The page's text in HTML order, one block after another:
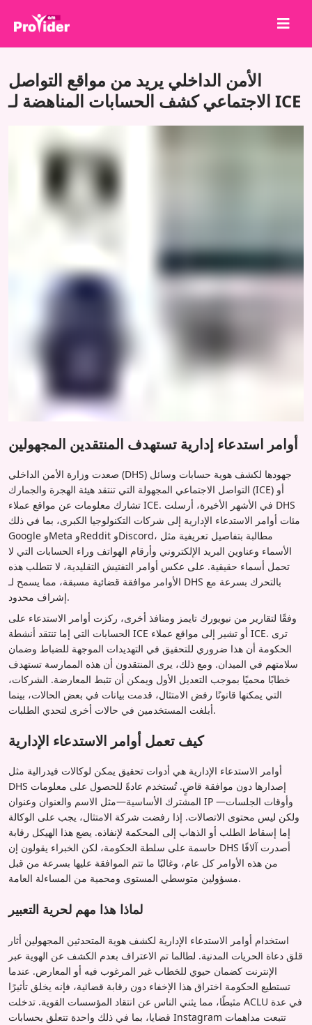
من نحن
إنشاء حساب
الأمن الداخلي يريد من مواقع التواصل
الاجتماعي كشف الحسابات المناهضة لـ ICE
أوامر استدعاء إدارية تستهدف المنتقدين المجهولين
صعدت وزارة الأمن الداخلي (DHS) جهودها لكشف هوية حسابات وسائل
التواصل الاجتماعي المجهولة التي تنتقد هيئة الهجرة والجمارك (ICE) أو
تشارك معلومات عن مواقع عملاء ICE. في الأشهر الأخيرة، أرسلت DHS
مئات أوامر الاستدعاء الإدارية إلى شركات التكنولوجيا الكبرى، بما في ذلك
Google وMeta وReddit وDiscord، مطالبة بتفاصيل تعريفية مثل
الأسماء وعناوين البريد الإلكتروني وأرقام الهواتف وراء الحسابات التي لا
تحمل أسماء حقيقية. على عكس أوامر التفتيش التقليدية، لا تتطلب هذه
الأوامر موافقة قضائية مسبقة، مما يسمح لـ DHS بالتحرك بسرعة مع
إشراف محدود.
وفقًا لتقارير من نيويورك تايمز ومنافذ أخرى، ركزت أوامر الاستدعاء على
الحسابات التي إما تنتقد أنشطة ICE أو تشير إلى مواقع عملاء ICE. ترى
الحكومة أن هذا ضروري للتحقيق في التهديدات الموجهة للضباط وضمان
سلامتهم في الميدان. ومع ذلك، يرى المنتقدون أن هذه الممارسة تستهدف
خطابًا محميًا بموجب التعديل الأول ويمكن أن تثبط المعارضة. الشركات،
التي يمكنها قانونًا رفض الامتثال، قدمت بيانات في بعض الحالات، بينما
أبلغت المستخدمين في حالات أخرى لتحدي الطلبات.
كيف تعمل أوامر الاستدعاء الإدارية
أوامر الاستدعاء الإدارية هي أدوات تحقيق يمكن لوكالات فيدرالية مثل
DHS إصدارها دون موافقة قاضٍ. تُستخدم عادةً للحصول على معلومات
المشترك الأساسية—مثل الاسم والعنوان وعنوان IP وأوقات الجلسات—
ولكن ليس محتوى الاتصالات. إذا رفضت شركة الامتثال، يجب على الوكالة
إما إسقاط الطلب أو الذهاب إلى المحكمة لإنفاذه. يضع هذا الهيكل رقابة
حاسمة على سلطة الحكومة، لكن الخبراء يقولون إن DHS أصدرت آلافًا
من هذه الأوامر كل عام، وغالبًا ما تتم الموافقة عليها بسرعة من قبل
مسؤولين متوسطي المستوى ومحمية من المساءلة العامة.
لماذا هذا مهم لحرية التعبير
استخدام أوامر الاستدعاء الإدارية لكشف هوية المتحدثين المجهولين أثار
قلق دعاة الحريات المدنية. لطالما تم الاعتراف بعدم الكشف عن الهوية عبر
الإنترنت كضمان حيوي للخطاب غير المرغوب فيه أو المعارض. عندما
تستطيع الحكومة اختراق هذا الإخفاء دون رقابة قضائية، فإنه يخلق تأثيرًا
مثبطًا، مما يثني الناس عن انتقاد المؤسسات القوية. تدخلت ACLU في عدة
قضايا، بما في ذلك واحدة تتعلق بحسابات Instagram تتبعت مداهمات